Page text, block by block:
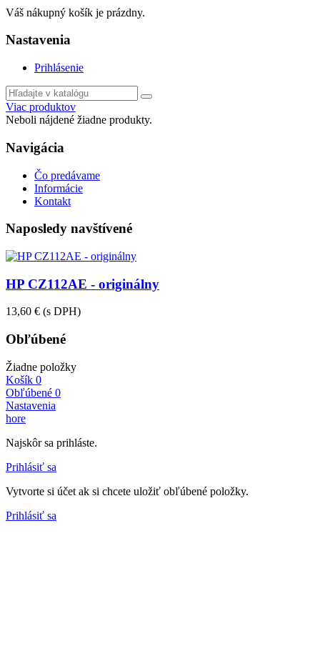
Váš nákupný košík je prázdny.
Nastavenia
Prihlásenie
Viac produktov
Neboli nájdené žiadne produkty.
Navigácia
Čo predávame
Informácie
Kontakt
Naposledy navštívené
HP CZ112AE - originálny
13,60 € (s DPH)
Obľúbené
Žiadne položky
Košík 0
Obľúbené 0
Nastavenia
hore
Najskôr sa prihláste.
Prihlásiť sa
Vytvorte si účet ak si chcete uložiť obľúbené položky.
Prihlásiť sa